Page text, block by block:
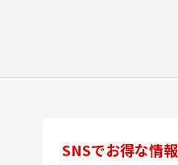
SNSでお得な情